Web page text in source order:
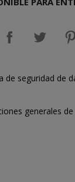
de seguridad de
generales